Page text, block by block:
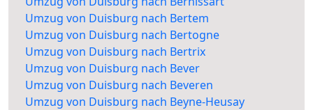
Umzug von Duisburg nach Bertem
Umzug von Duisburg nach Bertogne
Umzug von Duisburg nach Bertrix
Umzug von Duisburg nach Bever
Umzug von Duisburg nach Beveren
Umzug von Duisburg nach Beyne-Heusay